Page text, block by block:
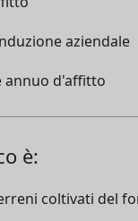
aziendale
annuo d'affitto
è:
coltivati del